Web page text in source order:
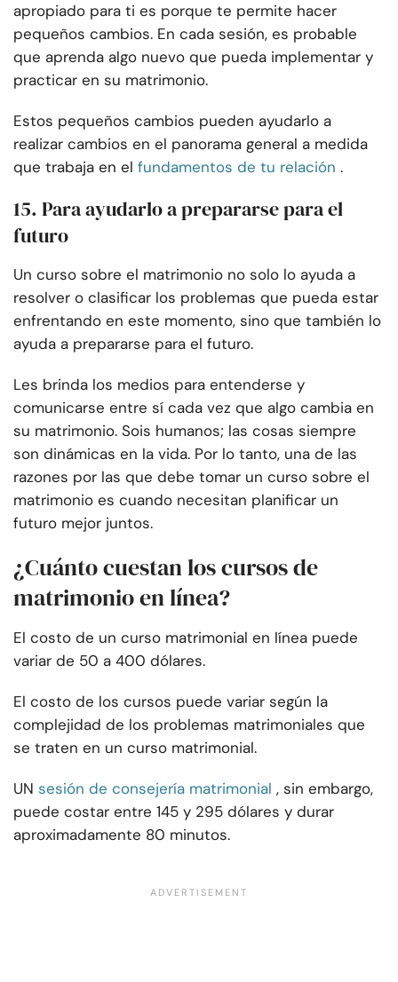
apropiado para ti es porque te permite hacer
pequeños cambios. En cada sesión, es probable
que aprenda algo nuevo que pueda implementar y
practicar en su matrimonio.
Estos pequeños cambios pueden ayudarlo a
realizar cambios en el panorama general a medida
que trabaja en el fundamentos de tu relación .
15. Para ayudarlo a prepararse para el
futuro
Un curso sobre el matrimonio no solo lo ayuda a
resolver o clasificar los problemas que pueda estar
enfrentando en este momento, sino que también lo
ayuda a prepararse para el futuro.
Les brinda los medios para entenderse y
comunicarse entre sí cada vez que algo cambia en
su matrimonio. Sois humanos; las cosas siempre
son dinámicas en la vida. Por lo tanto, una de las
razones por las que debe tomar un curso sobre el
matrimonio es cuando necesitan planificar un
futuro mejor juntos.
¿Cuánto cuestan los cursos de
matrimonio en línea?
El costo de un curso matrimonial en línea puede
variar de 50 a 400 dólares.
El costo de los cursos puede variar según la
complejidad de los problemas matrimoniales que
se traten en un curso matrimonial.
UN sesión de consejería matrimonial , sin embargo,
puede costar entre 145 y 295 dólares y durar
aproximadamente 80 minutos.